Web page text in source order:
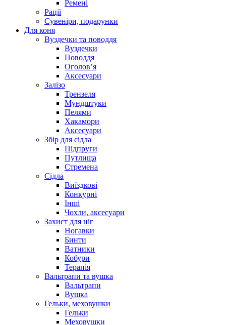
Ремені
Рації
Сувеніри, подарунки
Для коня
Вуздечки та поводдя
Вуздечки
Поводдя
Оголов’я
Аксесуари
Залізо
Трензеля
Мундштуки
Пелями
Хакамори
Аксесуари
Збір для сідла
Підпруги
Путлища
Стремена
Сідла
Виїздкові
Конкурні
Інші
Чохли, аксесуари
Захист для ніг
Ногавки
Бинти
Ватники
Кобури
Терапія
Вальтрапи та вушка
Вальтрапи
Вушка
Гельки, меховушки
Гельки
Меховушки